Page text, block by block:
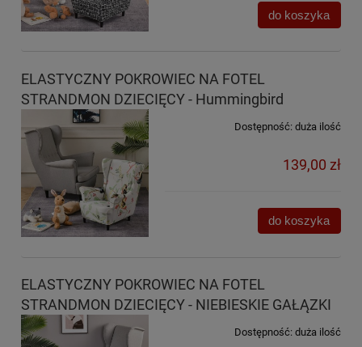
do koszyka
ELASTYCZNY POKROWIEC NA FOTEL
STRANDMON DZIECIĘCY - Hummingbird
Dostępność: duża ilość
139,00 zł
do koszyka
ELASTYCZNY POKROWIEC NA FOTEL
STRANDMON DZIECIĘCY - NIEBIESKIE GAŁĄZKI
Dostępność: duża ilość